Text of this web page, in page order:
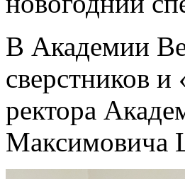
В Академии
сверстников и
ректора
Максимовича